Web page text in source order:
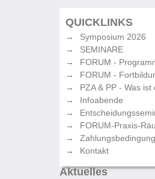
QUICKLINKS
Symposium 2026
SEMINARE
FORUM -
FORUM -
PZA & PP - Was ist
Infoabende
FORUM-Praxis-
Kontakt
Aktuelles